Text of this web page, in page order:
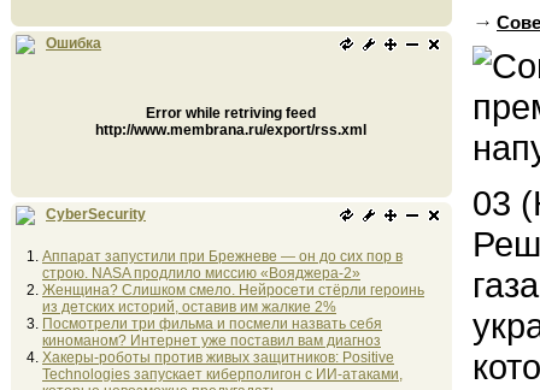
Ошибка
Error while retriving feed
http://www.membrana.ru/export/rss.xml
CyberSecurity
Аппарат запустили при Брежневе — он до сих пор в
строю. NASA продлило миссию «Вояджера-2»
Женщина? Слишком смело. Нейросети стёрли героинь
из детских историй, оставив им жалкие 2%
Посмотрели три фильма и посмели назвать себя
киноманом? Интернет уже поставил вам диагноз
Хакеры-роботы против живых защитников: Positive
Technologies запускает киберполигон с ИИ-атаками,
03